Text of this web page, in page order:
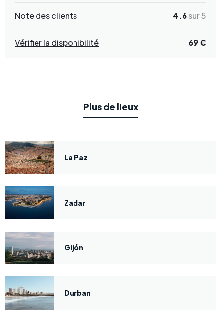
Note des clients 4.6sur 5
Vérifier la disponibilité 69 €
Plus de lieux
La Paz
Zadar
Gijón
Durban